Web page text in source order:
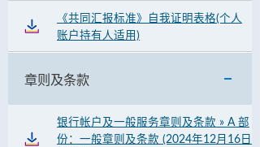
《共同汇报标准》自我证明表格(个人
账户持有人适用)
章则及条款
银行帐户及一般服务章则及条款 » A 部
份：一般章则及条款 (2024年12月16日